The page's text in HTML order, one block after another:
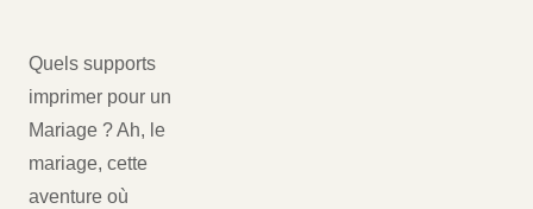
Quels supports
imprimer pour un
Mariage ? Ah, le
mariage, cette
aventure où